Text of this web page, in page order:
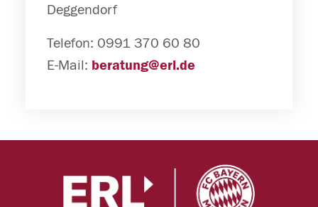
Deggendorf
Telefon: 0991 370 60 80
E-Mail: beratung@erl.de